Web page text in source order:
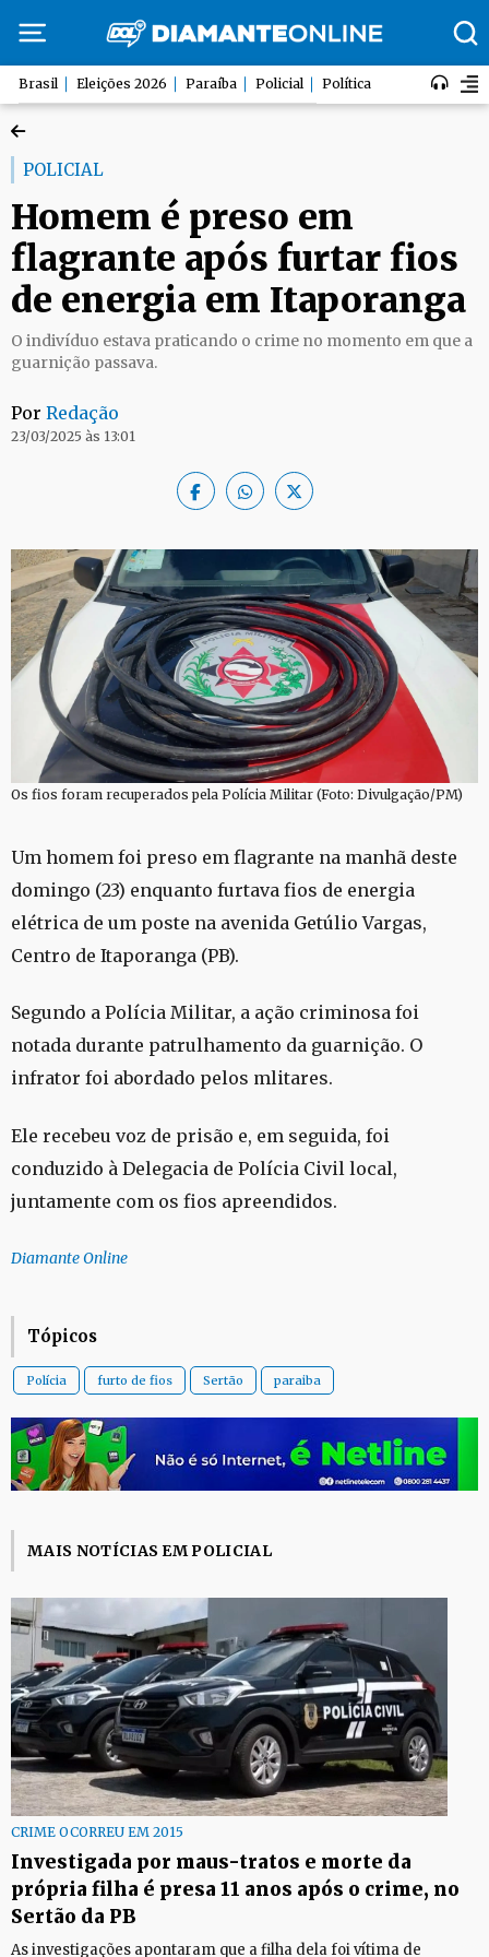
Brasil Eleições 2026 Paraíba Policial Política
POLICIAL
Homem é preso em
flagrante após furtar fios
de energia em Itaporanga
O indivíduo estava praticando o crime no momento em que a
guarnição passava.
Por Redação
23/03/2025 às 13:01
Os fios foram recuperados pela Polícia Militar (Foto: Divulgação/PM)
Um homem foi preso em flagrante na manhã deste
domingo (23) enquanto furtava fios de energia
elétrica de um poste na avenida Getúlio Vargas,
Centro de Itaporanga (PB).
Segundo a Polícia Militar, a ação criminosa foi
notada durante patrulhamento da guarnição. O
infrator foi abordado pelos mlitares.
Ele recebeu voz de prisão e, em seguida, foi
conduzido à Delegacia de Polícia Civil local,
juntamente com os fios apreendidos.
Diamante Online
Tópicos
Polícia furto de fios Sertão paraiba
MAIS NOTÍCIAS EM POLICIAL
CRIME OCORREU EM 2015
Investigada por maus-tratos e morte da
própria filha é presa 11 anos após o crime, no
Sertão da PB
As investigações apontaram que a filha dela foi vítima de